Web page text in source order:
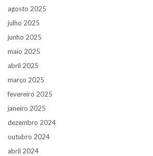
agosto 2025
julho 2025
junho 2025
maio 2025
abril 2025
março 2025
fevereiro 2025
janeiro 2025
dezembro 2024
outubro 2024
abril 2024